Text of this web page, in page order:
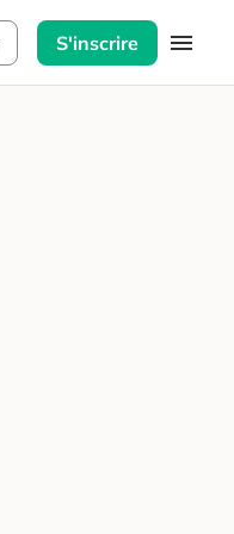
S'inscrire